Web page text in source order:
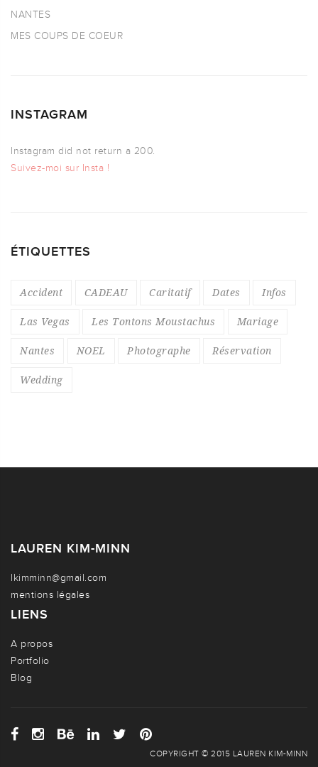
NANTES
MES COUPS DE COEUR
INSTAGRAM
Instagram did not return a 200.
Suivez-moi sur Insta !
ÉTIQUETTES
Accident CADEAU Caritatif Dates Infos
Las Vegas Les Tontons Moustachus Mariage
Nantes NOEL Photographe Réservation
Wedding
LAUREN KIM-MINN
lkimminn@gmail.com
mentions légales
LIENS
A propos
Portfolio
Blog
COPYRIGHT © 2015 LAUREN KIM-MINN